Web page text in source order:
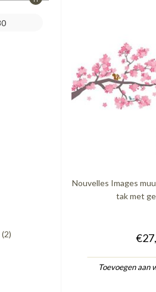
(2)
Nouvelles Images
tak met
Toevoegen aan